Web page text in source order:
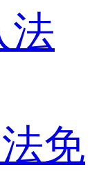
免